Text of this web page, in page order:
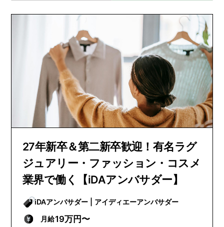
27年新卒＆第二新卒歓迎！有名ラグ
ジュアリー・ファッション・コスメ
業界で働く【iDAアンバサダー】
iDAアンバサダー | アイディエーアンバサダー
月給19万円〜